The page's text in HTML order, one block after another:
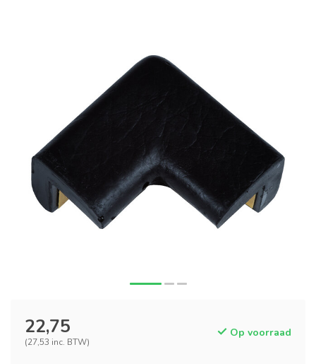
22,75
(27,53 inc. BTW)
Op voorraad